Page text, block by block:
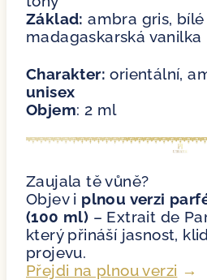
Základ: ambra gris, bílé
madagaskarská vanilka
Charakter: orientální,
unisex
Objem: 2 ml
Zaujala tě vůně?
Objev i plnou verzi
(100 ml) – Extrait de
který přináší jasnost,
projevu.
Přejdi na plnou verzi →